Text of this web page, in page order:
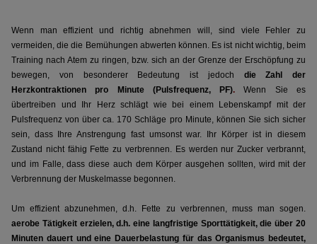
Wenn man effizient und richtig abnehmen will, sind viele Fehler zu
vermeiden, die die Bemühungen abwerten können. Es ist nicht wichtig, beim
Training nach Atem zu ringen, bzw. sich an der Grenze der Erschöpfung zu
bewegen, von besonderer Bedeutung ist jedoch die Zahl der
Herzkontraktionen pro Minute (Pulsfrequenz, PF). Wenn Sie es
übertreiben und Ihr Herz schlägt wie bei einem Lebenskampf mit der
Pulsfrequenz von über ca. 170 Schläge pro Minute, können Sie sich sicher
sein, dass Ihre Anstrengung fast umsonst war. Ihr Körper ist in diesem
Zustand nicht fähig Fette zu verbrennen. Es werden nur Zucker verbrannt,
und im Falle, dass diese auch dem Körper ausgehen sollten, wird mit der
Verbrennung der Muskelmasse begonnen.
Um effizient abzunehmen, d.h. Fette zu verbrennen, muss man sogen.
aerobe Tätigkeit erzielen, d.h. eine langfristige Sporttätigkeit, die über 20
Minuten dauert und eine Dauerbelastung für das Organismus bedeutet,